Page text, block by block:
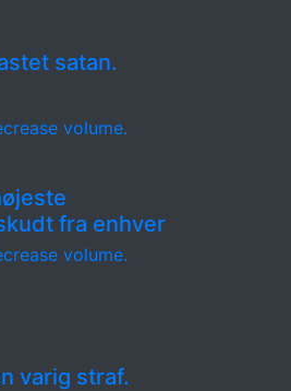
volume.
satan.
volume.
fra enhver
varig straf.